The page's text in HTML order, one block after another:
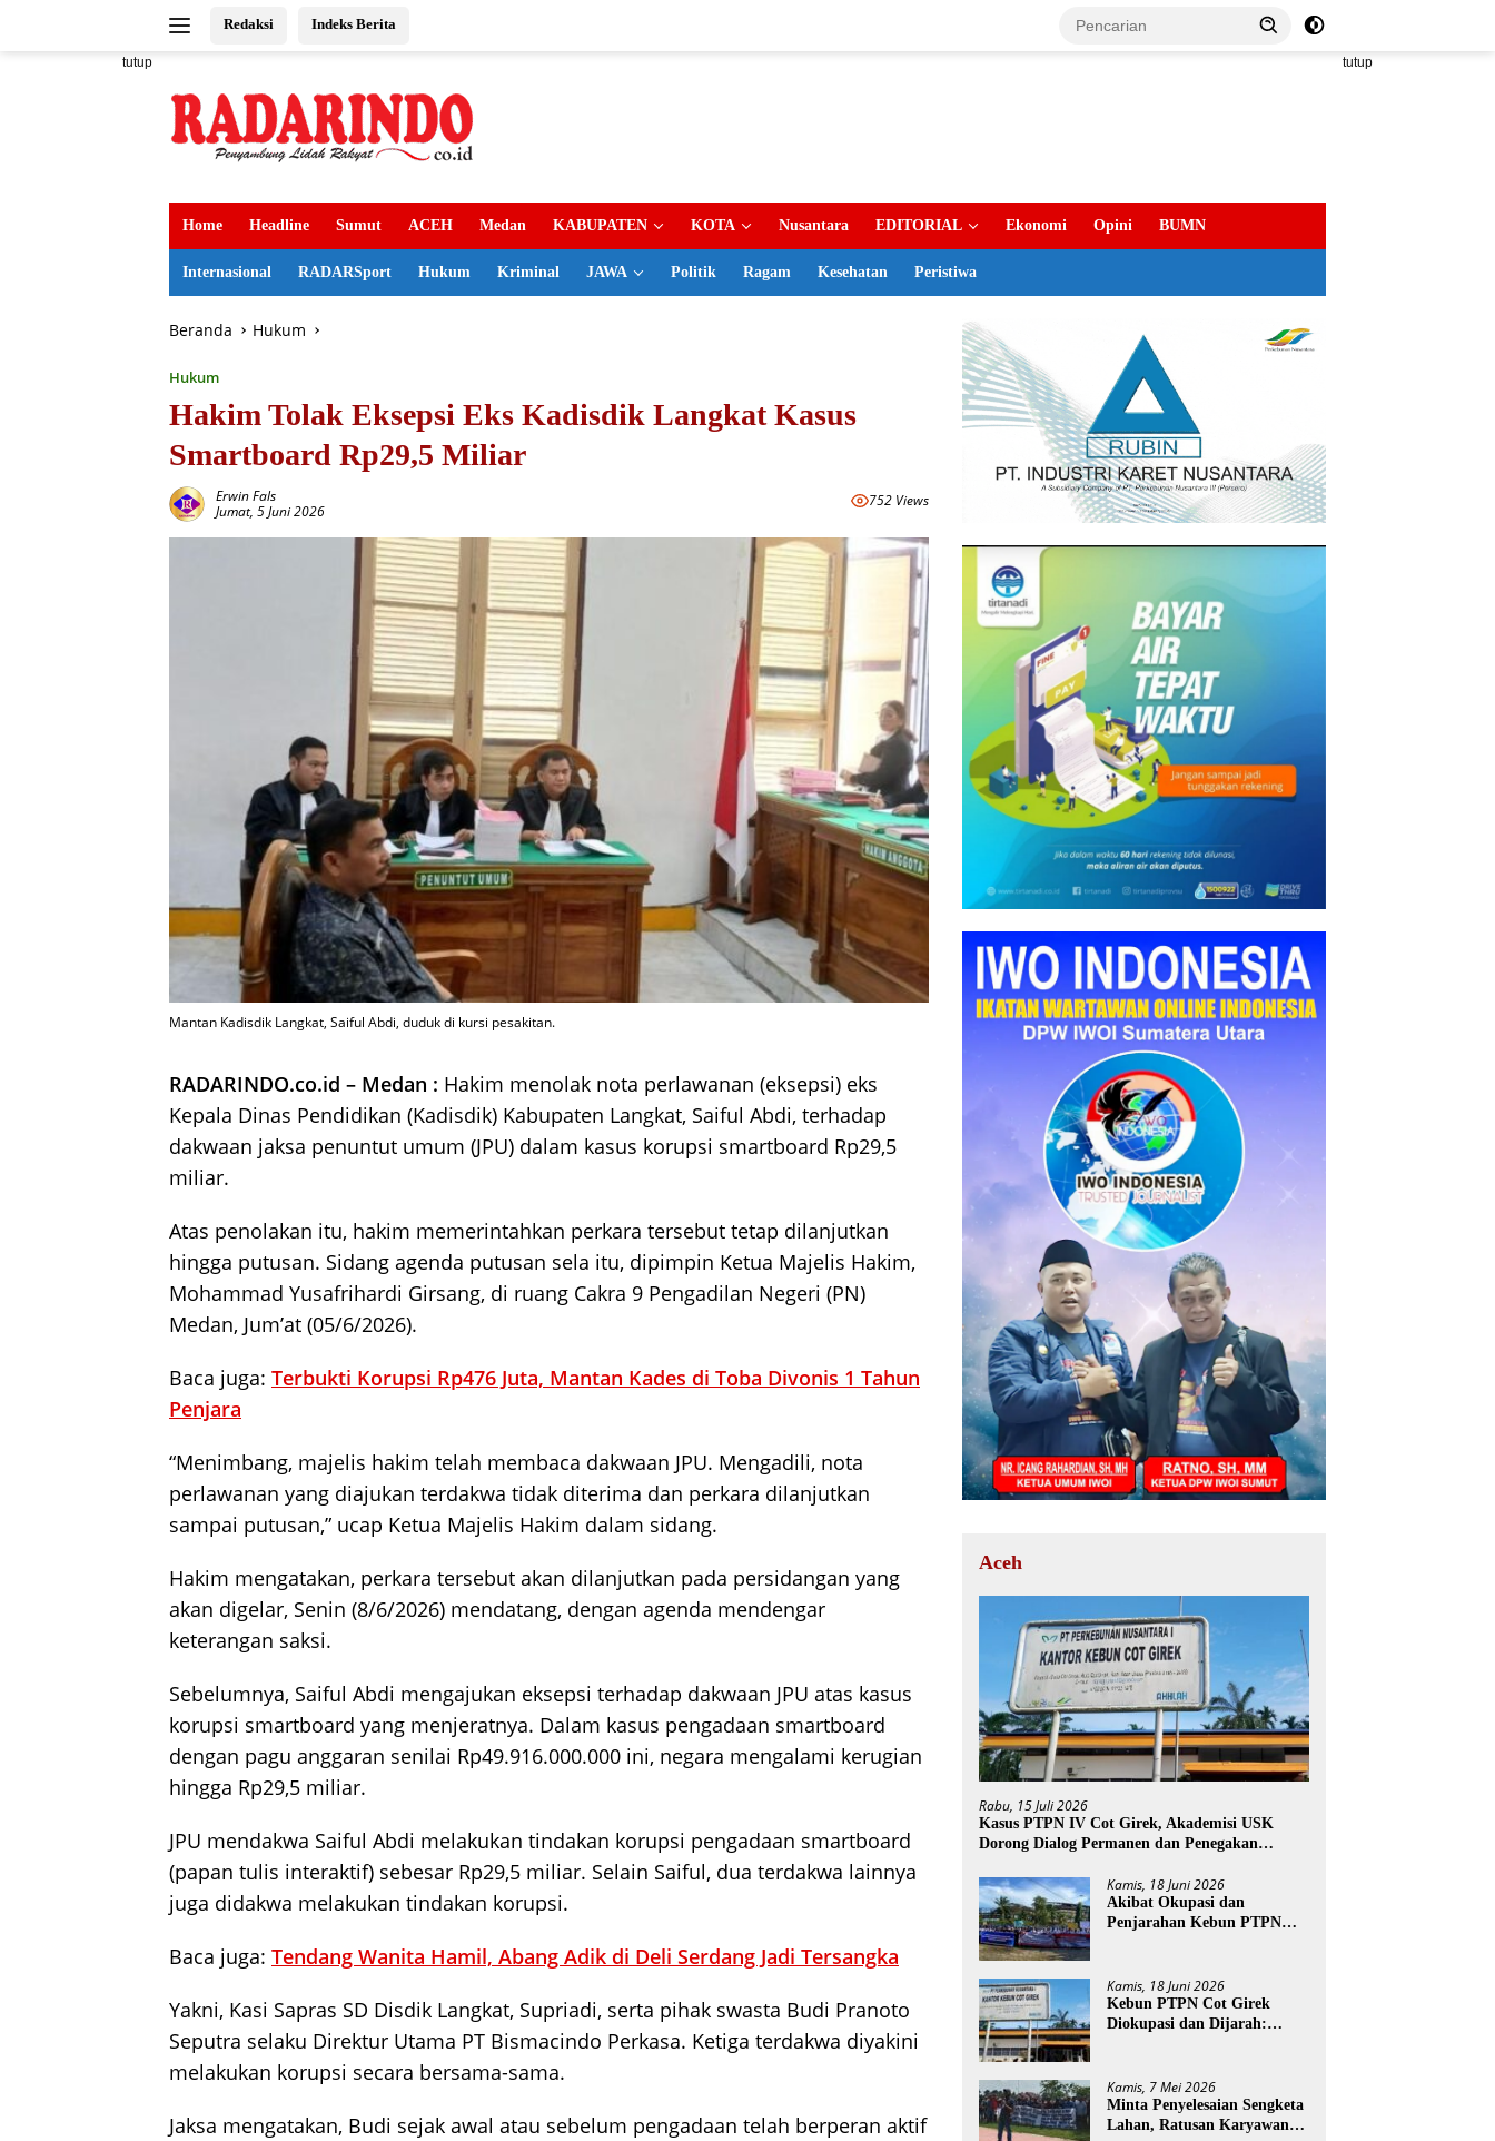
Redaksi Indeks Berita
tutup tutup
Home Headline Sumut ACEH Medan KABUPATEN KOTA Nusantara EDITORIAL Ekonomi Opini BUMN
Internasional RADARSport Hukum Kriminal JAWA Politik Ragam Kesehatan Peristiwa
Beranda Hukum
Hukum
Hakim Tolak Eksepsi Eks Kadisdik Langkat Kasus
Smartboard Rp29,5 Miliar
Erwin Fals
Jumat, 5 Juni 2026
752 Views
Mantan Kadisdik Langkat, Saiful Abdi, duduk di kursi pesakitan.
RADARINDO.co.id – Medan : Hakim menolak nota perlawanan (eksepsi) eks
Kepala Dinas Pendidikan (Kadisdik) Kabupaten Langkat, Saiful Abdi, terhadap
dakwaan jaksa penuntut umum (JPU) dalam kasus korupsi smartboard Rp29,5
miliar.
Atas penolakan itu, hakim memerintahkan perkara tersebut tetap dilanjutkan
hingga putusan. Sidang agenda putusan sela itu, dipimpin Ketua Majelis Hakim,
Mohammad Yusafrihardi Girsang, di ruang Cakra 9 Pengadilan Negeri (PN)
Medan, Jum’at (05/6/2026).
Baca juga: Terbukti Korupsi Rp476 Juta, Mantan Kades di Toba Divonis 1 Tahun
Penjara
“Menimbang, majelis hakim telah membaca dakwaan JPU. Mengadili, nota
perlawanan yang diajukan terdakwa tidak diterima dan perkara dilanjutkan
sampai putusan,” ucap Ketua Majelis Hakim dalam sidang.
Hakim mengatakan, perkara tersebut akan dilanjutkan pada persidangan yang
akan digelar, Senin (8/6/2026) mendatang, dengan agenda mendengar
keterangan saksi.
Sebelumnya, Saiful Abdi mengajukan eksepsi terhadap dakwaan JPU atas kasus
korupsi smartboard yang menjeratnya. Dalam kasus pengadaan smartboard
dengan pagu anggaran senilai Rp49.916.000.000 ini, negara mengalami kerugian
hingga Rp29,5 miliar.
JPU mendakwa Saiful Abdi melakukan tindakan korupsi pengadaan smartboard
(papan tulis interaktif) sebesar Rp29,5 miliar. Selain Saiful, dua terdakwa lainnya
juga didakwa melakukan tindakan korupsi.
Baca juga: Tendang Wanita Hamil, Abang Adik di Deli Serdang Jadi Tersangka
Yakni, Kasi Sapras SD Disdik Langkat, Supriadi, serta pihak swasta Budi Pranoto
Seputra selaku Direktur Utama PT Bismacindo Perkasa. Ketiga terdakwa diyakini
melakukan korupsi secara bersama-sama.
Jaksa mengatakan, Budi sejak awal atau sebelum pengadaan telah berperan aktif
Aceh
Rabu, 15 Juli 2026
Kasus PTPN IV Cot Girek, Akademisi USK
Dorong Dialog Permanen dan Penegakan
Kamis, 18 Juni 2026
Akibat Okupasi dan
Penjarahan Kebun PTPN
Kamis, 18 Juni 2026
Kebun PTPN Cot Girek
Diokupasi dan Dijarah:
Kamis, 7 Mei 2026
Minta Penyelesaian Sengketa
Lahan, Ratusan Karyawan